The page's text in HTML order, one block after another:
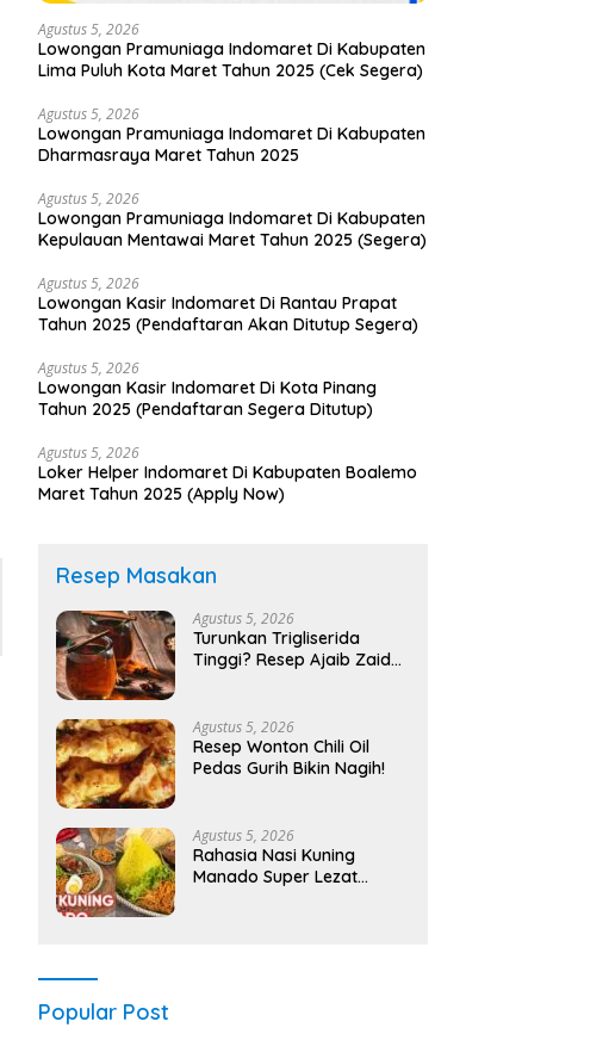
Agustus 5, 2026
Lowongan Pramuniaga Indomaret Di Kabupaten
Lima Puluh Kota Maret Tahun 2025 (Cek Segera)
Agustus 5, 2026
Lowongan Pramuniaga Indomaret Di Kabupaten
Dharmasraya Maret Tahun 2025
Agustus 5, 2026
Lowongan Pramuniaga Indomaret Di Kabupaten
Kepulauan Mentawai Maret Tahun 2025 (Segera)
Agustus 5, 2026
Lowongan Kasir Indomaret Di Rantau Prapat
Tahun 2025 (Pendaftaran Akan Ditutup Segera)
Agustus 5, 2026
Lowongan Kasir Indomaret Di Kota Pinang
Tahun 2025 (Pendaftaran Segera Ditutup)
Agustus 5, 2026
Loker Helper Indomaret Di Kabupaten Boalemo
Maret Tahun 2025 (Apply Now)
Resep Masakan
Agustus 5, 2026
Turunkan Trigliserida
Tinggi? Resep Ajaib Zaidul
Agustus 5, 2026
Resep Wonton Chili Oil
Pedas Gurih Bikin Nagih!
Agustus 5, 2026
Rahasia Nasi Kuning
Manado Super Lezat
Popular Post